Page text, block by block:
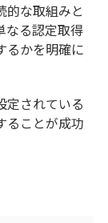
的な取組みと
なる認定取得
るかを明確に
定されている
ることが成功